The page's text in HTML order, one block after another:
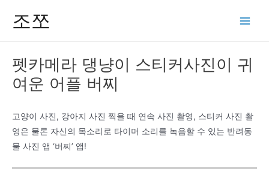
조쪼
펫카메라 댕냥이 스티커사진이 귀
여운 어플 버찌
고양이 사진, 강아지 사진 찍을 때 연속 사진 촬영, 스티커 사진 촬
영은 물론 자신의 목소리로 타이머 소리를 녹음할 수 있는 반려동
물 사진 앱 ‘버찌’ 앱!